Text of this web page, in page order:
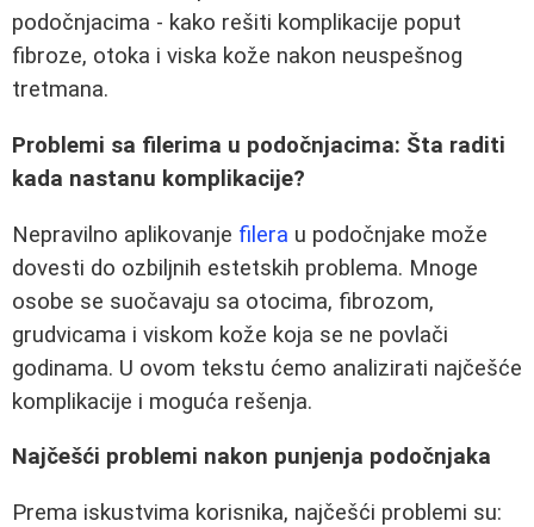
podočnjacima - kako rešiti komplikacije poput
fibroze, otoka i viska kože nakon neuspešnog
tretmana.
Problemi sa filerima u podočnjacima: Šta raditi
kada nastanu komplikacije?
Nepravilno aplikovanje filera u podočnjake može
dovesti do ozbiljnih estetskih problema. Mnoge
osobe se suočavaju sa otocima, fibrozom,
grudvicama i viskom kože koja se ne povlači
godinama. U ovom tekstu ćemo analizirati najčešće
komplikacije i moguća rešenja.
Najčešći problemi nakon punjenja podočnjaka
Prema iskustvima korisnika, najčešći problemi su: